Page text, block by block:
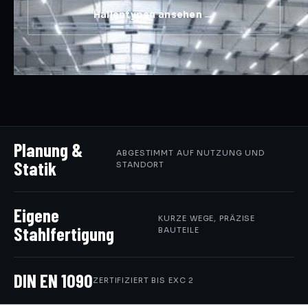
Hallentypen ansehen
Planung &
Statik
ABGESTIMMT AUF NUTZUNG UND
STANDORT
Eigene
Stahlfertigung
KURZE WEGE, PRÄZISE
BAUTEILE
DIN EN 1090ZERTIFIZIERT BIS EXC 2